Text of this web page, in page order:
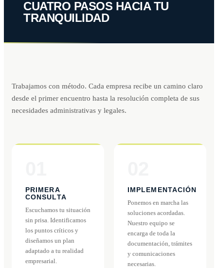
CUATRO PASOS HACIA TU
TRANQUILIDAD
Trabajamos con método. Cada empresa recibe un camino claro
desde el primer encuentro hasta la resolución completa de sus
necesidades administrativas y legales.
PRIMERA
CONSULTA
Escuchamos tu situación
sin prisa. Identificamos
los puntos críticos y
diseñamos un plan
adaptado a tu realidad
empresarial.
IMPLEMENTACIÓN
Ponemos en marcha las
soluciones acordadas.
Nuestro equipo se
encarga de toda la
documentación, trámites
y comunicaciones
necesarias.